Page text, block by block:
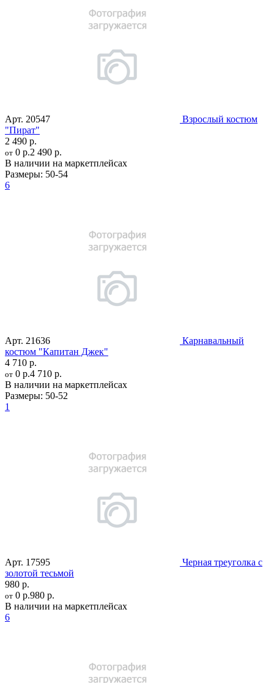
Арт. 20547
Взрослый костюм
"Пират"
2 490 р.
от 0 р.2 490 р.
В наличии на маркетплейсах
Размеры: 50-54
6
Арт. 21636
Карнавальный
костюм "Капитан Джек"
4 710 р.
от 0 р.4 710 р.
В наличии на маркетплейсах
Размеры: 50-52
1
Арт. 17595
Черная треуголка с
золотой тесьмой
980 р.
от 0 р.980 р.
В наличии на маркетплейсах
6